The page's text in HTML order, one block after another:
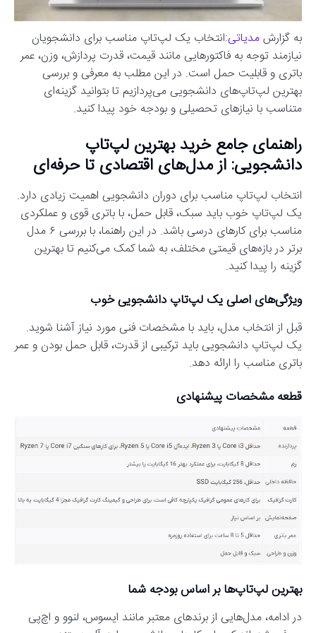
به گزارشمدیاتی:انتخاب یک لپ‌تاپ مناسب برای دانشجویان
نیازمند توجه به فاکتورهایی مانند قیمت، قدرت پردازش، وزن، عمر
باتری و قابلیت حمل است. در این مطلب به معرفی و بررسی
بهترین لپ‌تاپ‌های دانشجویی می‌پردازیم تا بتوانید گزینه‌ای
متناسب با نیازهای تحصیلی و بودجه خود پیدا کنید.
راهنمای جامع خرید بهترین لپ‌تاپ
دانشجویی: از مدل‌های اقتصادی تا حرفه‌ای
انتخاب لپ‌تاپ مناسب برای دوران دانشجویی اهمیت زیادی دارد.
یک لپ‌تاپ خوب باید سبک، قابل حمل، با باتری قوی و عملکردی
مناسب برای کارهای درسی باشد. در این راهنما، با بررسی ۶ مدل
برتر در بازه‌های قیمتی مختلف، به شما کمک می‌کنیم تا بهترین
گزینه را پیدا کنید.
ویژگی‌های اصلی یک لپ‌تاپ دانشجویی خوب
قبل از انتخاب مدل، باید با مشخصات فنی مورد نیاز آشنا شوید.
یک لپ‌تاپ دانشجویی باید ترکیبی از قدرت، قابل حمل بودن و عمر
باتری مناسب را ارائه دهد.
قطعه مشخصات پیشنهادی
بهترین لپ‌تاپ‌ها بر اساس بودجه شما
در ادامه، مدل‌هایی از برندهای معتبر مانند ایسوس، لنوو و اچ‌پی